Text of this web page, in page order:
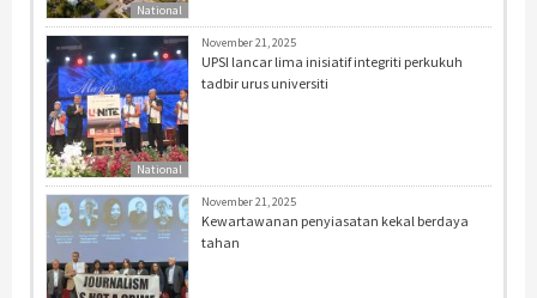
National
National
November 21, 2025
UPSI lancar lima inisiatif integriti perkukuh
tadbir urus universiti
November 21, 2025
Kewartawanan penyiasatan kekal berdaya
tahan